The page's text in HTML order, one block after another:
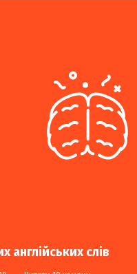
англійських слів